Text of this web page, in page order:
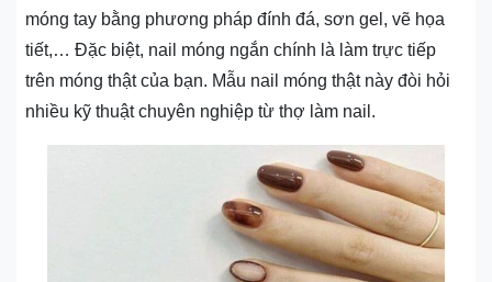
móng tay bằng phương pháp đính đá, sơn gel, vẽ họa
tiết,… Đặc biệt, nail móng ngắn chính là làm trực tiếp
trên móng thật của bạn. Mẫu nail móng thật này đòi hỏi
nhiều kỹ thuật chuyên nghiệp từ thợ làm nail.